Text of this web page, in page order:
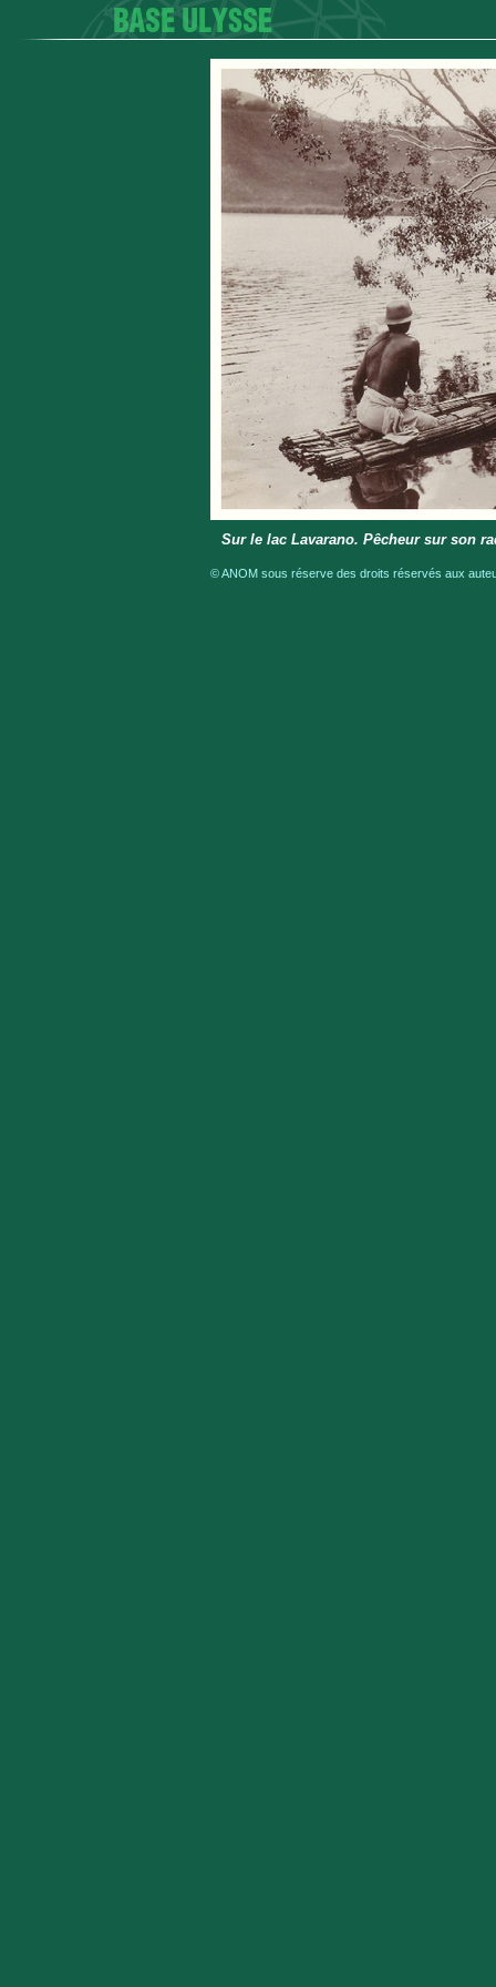
Sur le lac Lavarano. Pêcheur sur son
© ANOM sous réserve des droits réservés aux